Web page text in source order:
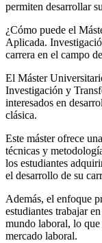
permiten desarrollar
¿Cómo puede el
Aplicada.
carrera en el campo
El Máster
Investigación y
interesados en
clásica.
Este máster ofrece
técnicas y
los estudiantes
el desarrollo de su
Además, el enfoque
estudiantes trabajar
mundo laboral, lo
mercado laboral.